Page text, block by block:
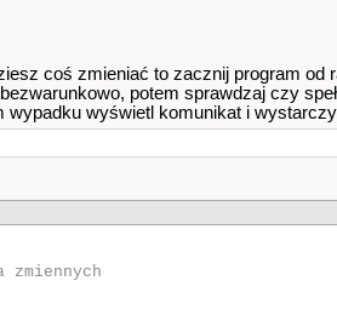
coś zmieniać to zacznij program
potem sprawdzaj czy
wyświetl komunikat i